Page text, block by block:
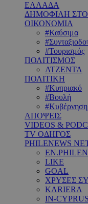
ΕΛΛΑΔΑ
ΔΗΜΟΦΙΛΗ ΣΤΟ
ΟΙΚΟΝΟΜΙΑ
#Καύσιμα
#Τουρισμός
ΠΟΛΙΤΙΣΜΟΣ
ΑΤΖΕΝΤΑ
ΠΟΛΙΤΙΚΗ
#Κυπριακό
#Βουλή
#Κυβέρνηση
ΑΠΟΨΕΙΣ
VIDEOS &
TV ΟΔΗΓΟΣ
PHILENEWS
LIKE
GOAL
ΧΡΥΣΕΣ
KARIERA
IN-